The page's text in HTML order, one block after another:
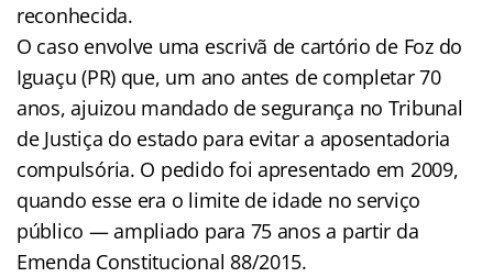
reconhecida.
O caso envolve uma escrivã de cartório de Foz do
Iguaçu (PR) que, um ano antes de completar 70
anos, ajuizou mandado de segurança no Tribunal
de Justiça do estado para evitar a aposentadoria
compulsória. O pedido foi apresentado em 2009,
quando esse era o limite de idade no serviço
público — ampliado para 75 anos a partir da
Emenda Constitucional 88/2015.